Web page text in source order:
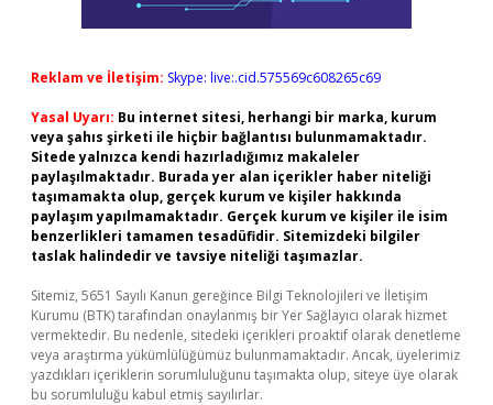
Reklam ve İletişim: Skype: live:.cid.575569c608265c69
Yasal Uyarı: Bu internet sitesi, herhangi bir marka, kurum
veya şahıs şirketi ile hiçbir bağlantısı bulunmamaktadır.
Sitede yalnızca kendi hazırladığımız makaleler
paylaşılmaktadır. Burada yer alan içerikler haber niteliği
taşımamakta olup, gerçek kurum ve kişiler hakkında
paylaşım yapılmamaktadır. Gerçek kurum ve kişiler ile isim
benzerlikleri tamamen tesadüfidir. Sitemizdeki bilgiler
taslak halindedir ve tavsiye niteliği taşımazlar.
Sitemiz, 5651 Sayılı Kanun gereğince Bilgi Teknolojileri ve İletişim
Kurumu (BTK) tarafından onaylanmış bir Yer Sağlayıcı olarak hizmet
vermektedir. Bu nedenle, sitedeki içerikleri proaktif olarak denetleme
veya araştırma yükümlülüğümüz bulunmamaktadır. Ancak, üyelerimiz
yazdıkları içeriklerin sorumluluğunu taşımakta olup, siteye üye olarak
bu sorumluluğu kabul etmiş sayılırlar.